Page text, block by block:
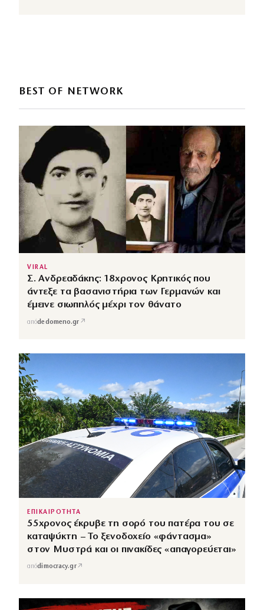
BEST OF NETWORK
VIRAL
Σ. Ανδρεαδάκης: 18χρονος Κρητικός που
άντεξε τα βασανιστήρια των Γερμανών και
έμεινε σιωπηλός μέχρι τον θάνατο
απόdedomeno.gr ↗
ΕΠΙΚΑΙΡΟΤΗΤΑ
55χρονος έκρυβε τη σορό του πατέρα του σε
καταψύκτη – Το ξενοδοχείο «φάντασμα»
στον Μυστρά και οι πινακίδες «απαγορεύεται»
απόdimocracy.gr↗